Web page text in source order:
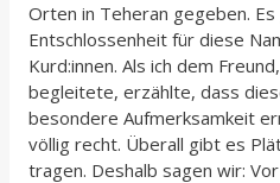
Orten in Teheran gegeben.
Entschlossenheit für diese
Kurd:innen. Als ich dem
begleitete, erzählte, dass
besondere Aufmerksamkeit
völlig recht. Überall gibt es
tragen. Deshalb sagen wir: